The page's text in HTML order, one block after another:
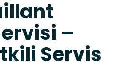
–
Servis